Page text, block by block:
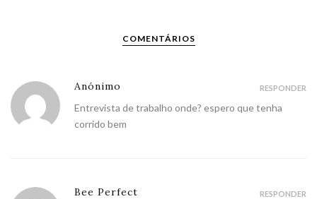
COMENTÁRIOS
Anónimo
Entrevista de trabalho onde? espero que tenha
corrido bem
RESPONDER
Bee Perfect RESPONDER